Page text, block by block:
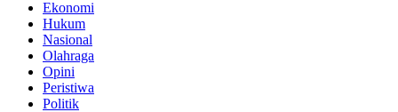
Ekonomi
Hukum
Nasional
Olahraga
Opini
Peristiwa
Politik